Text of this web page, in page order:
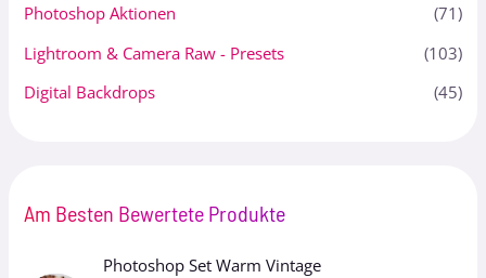
Photoshop Aktionen
(71)
Lightroom & Camera Raw - Presets
(103)
Digital Backdrops
(45)
Am Besten Bewertete Produkte
Photoshop Set Warm Vintage